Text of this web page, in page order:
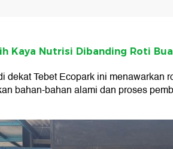
Kaya Nutrisi Dibanding Roti
dekat Tebet Ecopark ini menawarkan
bahan-bahan alami dan proses